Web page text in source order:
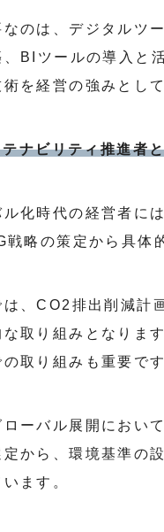
なのは、デジタルツ
、BIツールの導入と
術を経営の強みとし
ナビリティ推進者
ル化時代の経営者に
戦略の策定から具体
は、CO2排出削減計
な取り組みとなりま
取り組みも重要です
ーバル展開におい
定から、環境基準の
ます。